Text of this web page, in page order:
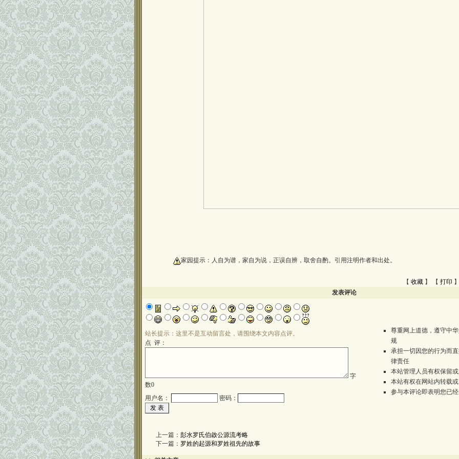
家园提示：人自为谱，家自为说，正误自辨，取舍自酌。引用注明作者和出处。
【 收藏 】 【 打印
发表评论
站长提示：这里不是互动留言处，请围绕本文内容点评。
点 评：
字
数0
用户名：
密码：
尊重网上道德，遵守中
规
承担一切因您的行为而
律责任
本站管理人员有权保留
本站有权在网站内转载
参与本评论即表明您已
上一篇： 彭水罗氏伯啟公源流考略
下一篇： 罗姓的起源和罗姓祖先的故事